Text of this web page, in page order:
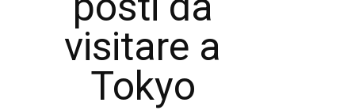
visitare a
Tokyo